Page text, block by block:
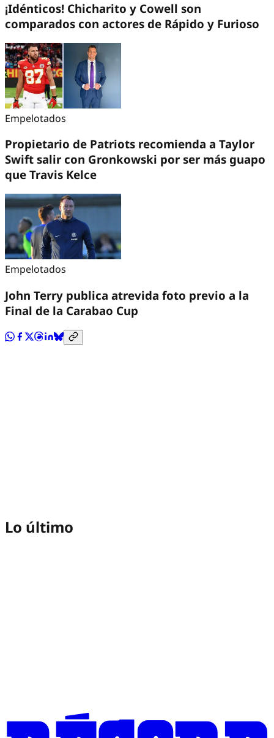
¡Idénticos! Chicharito y Cowell son
comparados con actores de Rápido y Furioso
Empelotados
Propietario de Patriots recomienda a Taylor
Swift salir con Gronkowski por ser más guapo
que Travis Kelce
Empelotados
John Terry publica atrevida foto previo a la
Final de la Carabao Cup
Lo último